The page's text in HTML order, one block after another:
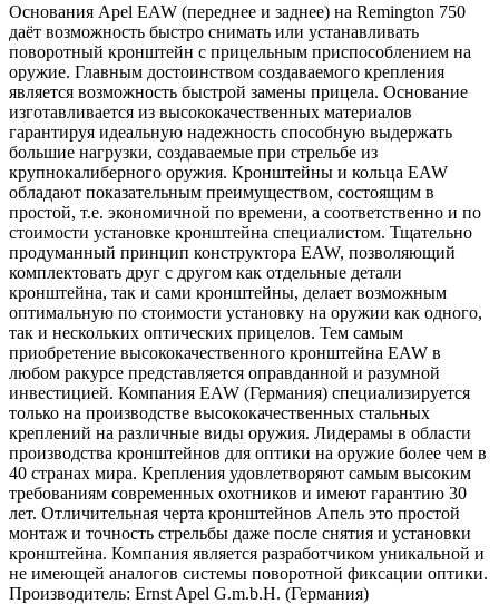
Основания Apel EAW (переднее и заднее) на Remington 750
даёт возможность быстро снимать или устанавливать
поворотный кронштейн с прицельным приспособлением на
оружие. Главным достоинством создаваемого крепления
является возможность быстрой замены прицела. Основание
изготавливается из высококачественных материалов
гарантируя идеальную надежность способную выдержать
большие нагрузки, создаваемые при стрельбе из
крупнокалиберного оружия. Кронштейны и кольца EAW
обладают показательным преимуществом, состоящим в
простой, т.е. экономичной по времени, а соответственно и по
стоимости установке кронштейна специалистом. Тщательно
продуманный принцип конструктора EAW, позволяющий
комплектовать друг с другом как отдельные детали
кронштейна, так и сами кронштейны, делает возможным
оптимальную по стоимости установку на оружии как одного,
так и нескольких оптических прицелов. Тем самым
приобретение высококачественного кронштейна EAW в
любом ракурсе представляется оправданной и разумной
инвестицией. Компания EAW (Германия) специализируется
только на производстве высококачественных стальных
креплений на различные виды оружия. Лидерамы в области
производства кронштейнов для оптики на оружие более чем в
40 странах мира. Крепления удовлетворяют самым высоким
требованиям современных охотников и имеют гарантию 30
лет. Отличительная черта кронштейнов Апель это простой
монтаж и точность стрельбы даже после снятия и установки
кронштейна. Компания является разработчиком уникальной и
не имеющей аналогов системы поворотной фиксации оптики.
Производитель: Ernst Apel G.m.b.H. (Германия)